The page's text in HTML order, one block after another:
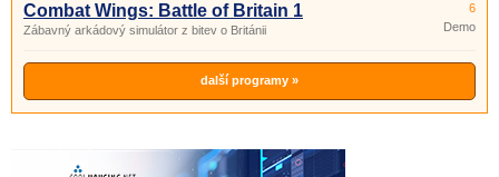
Combat Wings: Battle of Britain 1
Zábavný arkádový simulátor z bitev o Británii
6
Demo
další programy »